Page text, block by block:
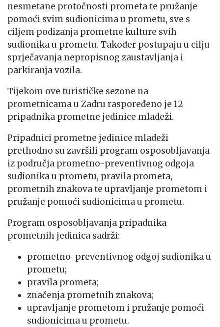
nesmetane protočnosti prometa te pružanje
pomoći svim sudionicima u prometu, sve s
ciljem podizanja prometne kulture svih
sudionika u prometu. Također postupaju u cilju
sprječavanja nepropisnog zaustavljanja i
parkiranja vozila.
Tijekom ove turističke sezone na
prometnicama u Zadru raspoređeno je 12
pripadnika prometne jedinice mladeži.
Pripadnici prometne jedinice mladeži
prethodno su završili program osposobljavanja
iz područja prometno-preventivnog odgoja
sudionika u prometu, pravila prometa,
prometnih znakova te upravljanje prometom i
pružanje pomoći sudionicima u prometu.
Program osposobljavanja pripadnika
prometnih jedinica sadrži:
prometno-preventivnog odgoj sudionika u
prometu;
pravila prometa;
značenja prometnih znakova;
upravljanje prometom i pružanje pomoći
sudionicima u prometu.